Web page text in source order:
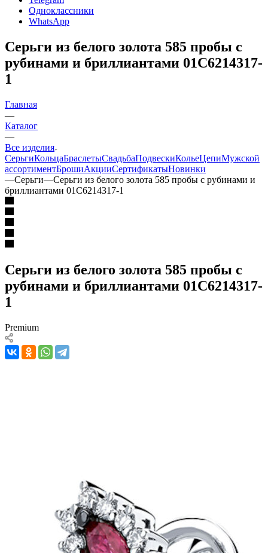
Одноклассники
WhatsApp
Серьги из белого золота 585 пробы с
рубинами и бриллиантами 01С6214317-
1
Главная
—
Каталог
—
Все изделия
СерьгиКольцаБраслетыСвадьбаПодвескиКольеЦепиМужской
ассортиментБрошиАкцииСертификатыНовинки
—Серьги—Серьги из белого золота 585 пробы с рубинами и
бриллиантами 01С6214317-1
Серьги из белого золота 585 пробы с
рубинами и бриллиантами 01С6214317-
1
Premium